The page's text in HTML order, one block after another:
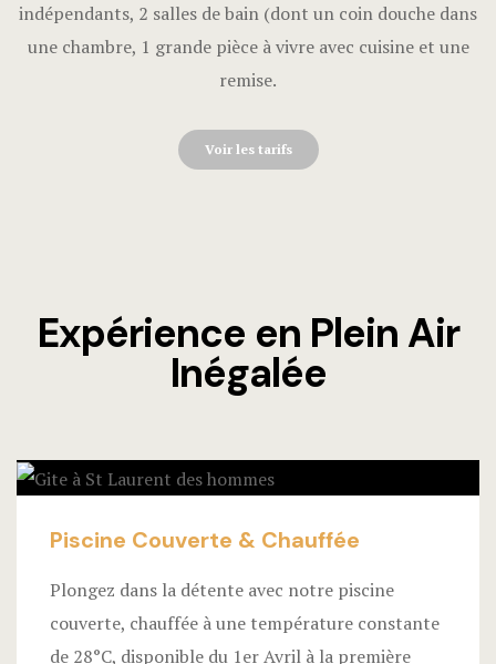
indépendants, 2 salles de bain (dont un coin douche dans
une chambre, 1 grande pièce à vivre avec cuisine et une
remise.
Voir les tarifs
Expérience en Plein Air
Inégalée
Piscine Couverte & Chauffée
Plongez dans la détente avec notre piscine
couverte, chauffée à une température constante
de 28°C, disponible du 1er Avril à la première